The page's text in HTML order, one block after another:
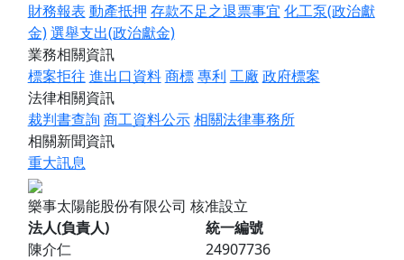
財務報表 動產抵押 存款不足之退票事宜 化工泵(政治獻
金)選舉支出(政治獻金)
業務相關資訊
標案拒往 進出口資料商標專利 工廠 政府標案
法律相關資訊
裁判書查詢 商工資料公示相關法律事務所
相關新聞資訊
重大訊息
樂事太陽能股份有限公司 核准設立
法人(負責人)
陳介仁
統一編號
24907736